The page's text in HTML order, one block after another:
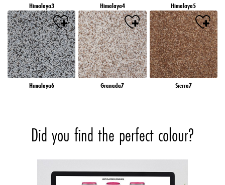
Himalaya3 Himalaya4 Himalaya5
Himalaya6 Granada7 Sierra7
Did you find the perfect colour?